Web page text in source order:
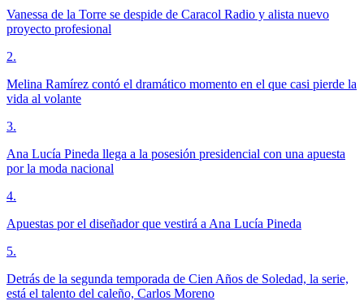
Vanessa de la Torre se despide de Caracol Radio y alista nuevo
proyecto profesional
2.
Melina Ramírez contó el dramático momento en el que casi pierde la
vida al volante
3.
Ana Lucía Pineda llega a la posesión presidencial con una apuesta
por la moda nacional
4.
Apuestas por el diseñador que vestirá a Ana Lucía Pineda
5.
Detrás de la segunda temporada de Cien Años de Soledad, la serie,
está el talento del caleño, Carlos Moreno